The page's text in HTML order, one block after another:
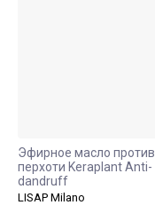
Эфирное масло против
перхоти Keraplant Anti-
dandruff
LISAP Milano